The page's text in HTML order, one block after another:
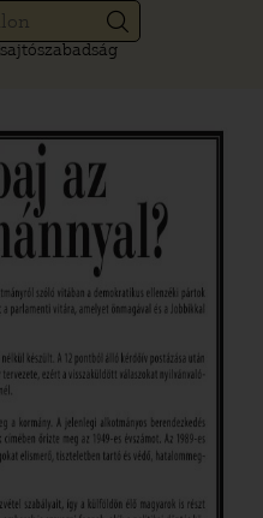
sajtószabadság